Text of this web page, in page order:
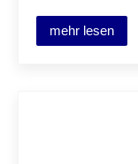
mehr lesen